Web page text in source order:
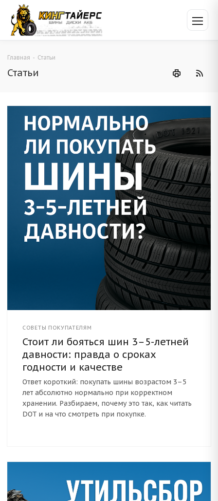
Главная - Статьи
Статьи
СОВЕТЫ ПОКУПАТЕЛЯМ
Стоит ли бояться шин 3–5-летней
давности: правда о сроках
годности и качестве
Ответ короткий: покупать шины возрастом 3–5
лет абсолютно нормально при корректном
хранении. Разбираем, почему это так, как читать
DOT и на что смотреть при покупке.